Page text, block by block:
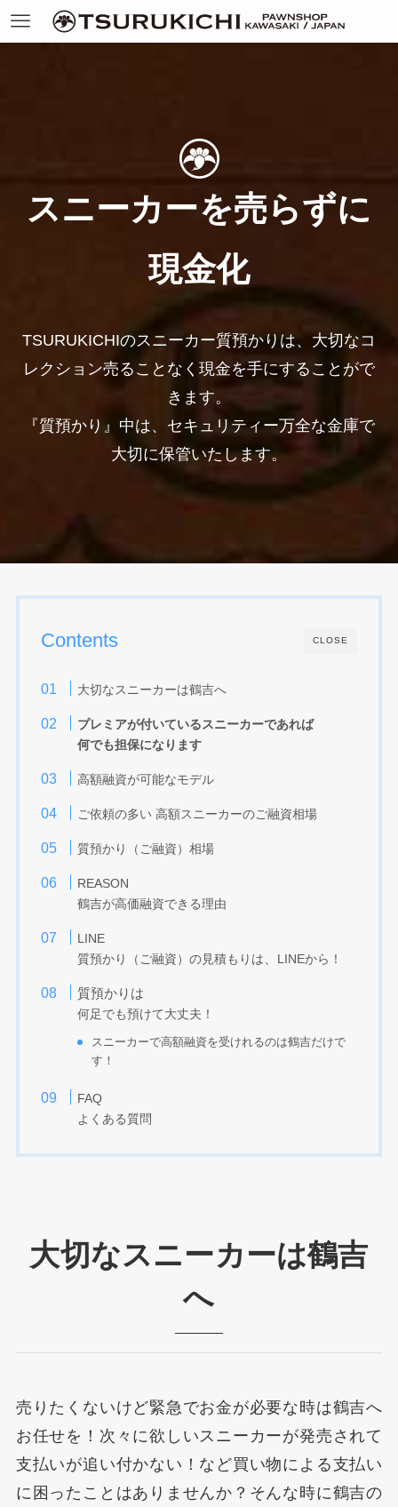
スニーカーを売らずに
現金化
TSURUKICHIのスニーカー質預かりは、大切なコ
レクション売ることなく現金を手にすることがで
きます。
『質預かり』中は、セキュリティー万全な金庫で
大切に保管いたします。
CLOSE
Contents
大切なスニーカーは鶴吉へ
プレミアが付いているスニーカーであれば
何でも担保になります
高額融資が可能なモデル
ご依頼の多い 高額スニーカーのご融資相場
質預かり（ご融資）相場
REASON
鶴吉が高価融資できる理由
LINE
質預かり（ご融資）の見積もりは
LINEから！
質預かりは
何足でも預けて大丈夫！
スニーカーで高額融資を受けれるのは鶴吉だけで
す！
FAQ
よくある質問
大切なスニーカーは鶴吉
へ
売りたくないけど緊急でお金が必要な時は鶴吉へ
お任せを！次々に欲しいスニーカーが発売されて
支払いが追い付かない！など買い物による支払い
に困ったことはありませんか？そんな時に鶴吉の